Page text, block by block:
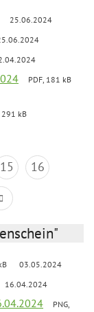
25.06.2024
PDF, 181 kB
291 kB
15
16
03.05.2024
16.04.2024
PNG,